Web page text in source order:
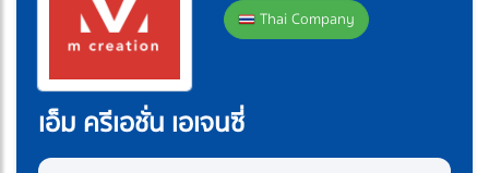
Thai Company
เอ็ม ครีเอชั่น เอเจนซี่